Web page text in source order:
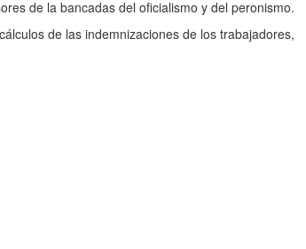
de la bancadas del oficialismo y del peronismo.
de las indemnizaciones de los trabajadores,